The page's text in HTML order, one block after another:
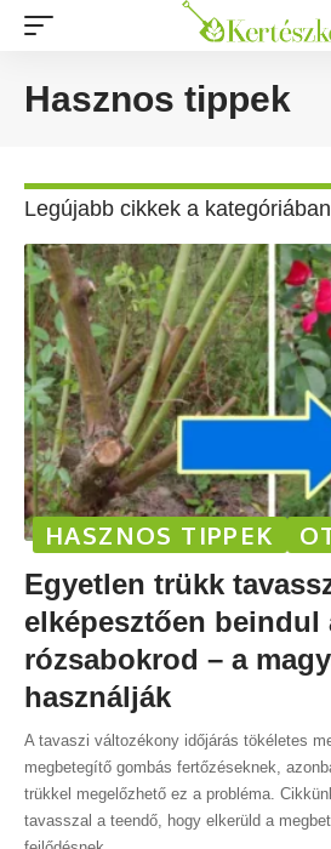
Hasznos tippek
Legújabb cikkek a kategóriában
HASZNOS TIPPEK
Egyetlen trükk
elképesztően beindul
rózsabokrod – a
használják
A tavaszi változékony időjárás tökéletes
megbetegítő gombás fertőzéseknek,
trükkel megelőzhető ez a probléma.
tavasszal a teendő, hogy elkerüld a